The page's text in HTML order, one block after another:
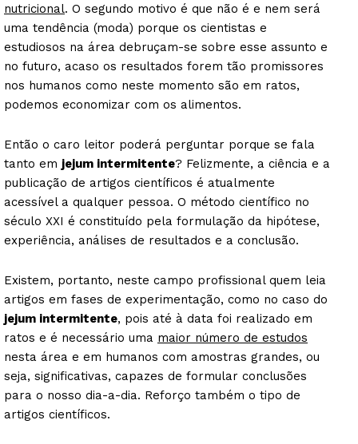
nutricional. O segundo motivo é que não é e nem será
uma tendência (moda) porque os cientistas e
estudiosos na área debruçam-se sobre esse assunto e
no futuro, acaso os resultados forem tão promissores
nos humanos como neste momento são em ratos,
podemos economizar com os alimentos.
Então o caro leitor poderá perguntar porque se fala
tanto em jejum intermitente? Felizmente, a ciência e a
publicação de artigos científicos é atualmente
acessível a qualquer pessoa. O método científico no
século XXI é constituído pela formulação da hipótese,
experiência, análises de resultados e a conclusão.
Existem, portanto, neste campo profissional quem leia
artigos em fases de experimentação, como no caso do
jejum intermitente, pois até à data foi realizado em
ratos e é necessário uma maior número de estudos
nesta área e em humanos com amostras grandes, ou
seja, significativas, capazes de formular conclusões
para o nosso dia-a-dia. Reforço também o tipo de
artigos científicos.